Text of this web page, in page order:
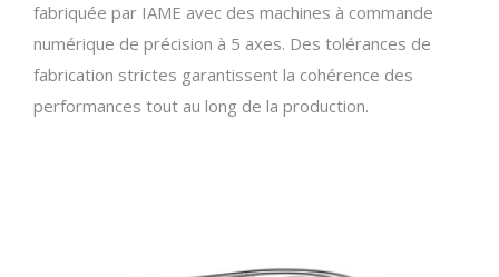
fabriquée par IAME avec des machines à commande
numérique de précision à 5 axes. Des tolérances de
fabrication strictes garantissent la cohérence des
performances tout au long de la production.